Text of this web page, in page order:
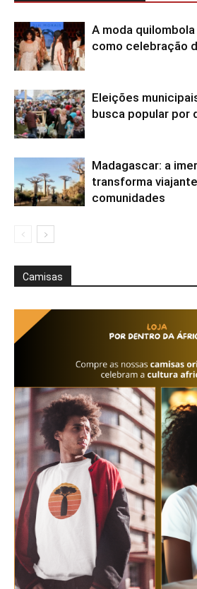
A moda
como celebração
Eleições
busca popular por
Madagascar: a
transforma
comunidades
Camisas